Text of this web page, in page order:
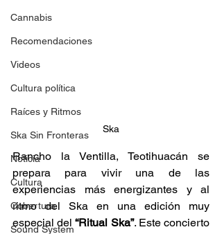
Cannabis
Recomendaciones
Videos
Cultura política
Raíces y Ritmos
Ska Sin Fronteras
Noticia
Cultura
Cobertura
Sound System
Ska
Rancho la Ventilla, Teotihuacán se
prepara para vivir una de las
experiencias más energizantes y al
ritmo del Ska en una edición muy
especial del “Ritual Ska”. Este concierto